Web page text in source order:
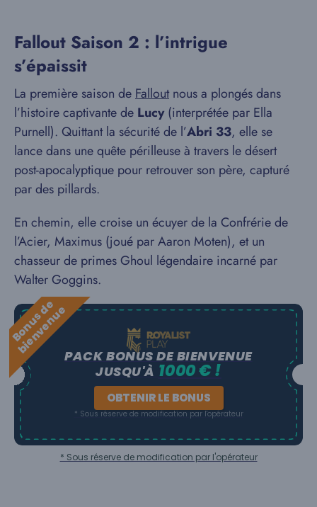
Fallout Saison 2 : l’intrigue
s’épaissit
La première saison de Falloutnous a plongés dans
l’histoire captivante de Lucy (interprétée par Ella
Purnell). Quittant la sécurité de l’Abri 33, elle se
lance dans une quête périlleuse à travers le désert
post-apocalyptique pour retrouver son père, capturé
par des pillards.
En chemin, elle croise un écuyer de la Confrérie de
l’Acier, Maximus (joué par Aaron Moten), et un
chasseur de primes Ghoul légendaire incarné par
Walter Goggins.
B
o
n
u
s
d
e
b
i
e
n
v
e
n
u
ePACK BONUS DE BIENVENUE
JUSQU'À 1000 € !
OBTENIR LE BONUS
* Sous réserve de modification par l'opérateur
* Sous réserve de modification par l'opérateur